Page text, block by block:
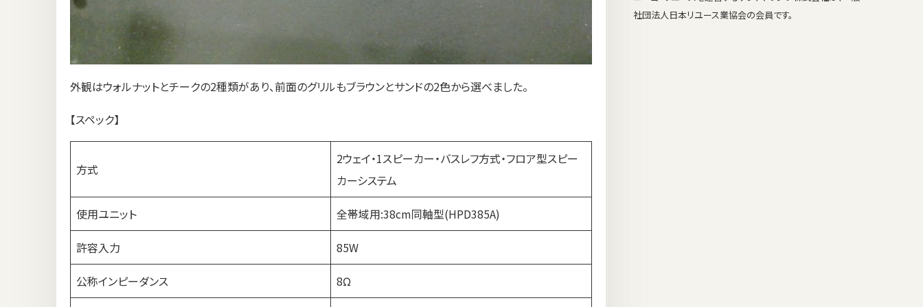
外観はウォルナットとチークの2種類があり、前面のグリルもブラウンとサンドの2色から選べました。
【スペック】
方式
2ウェイ・1スピーカー・バスレフ方式・フロア型スピー
カーシステム
使用ユニット 全帯域用:38cm同軸型(HPD385A)
許容入力 85W
公称インピーダンス 8Ω
社団法人日本リユース業協会の会員です。